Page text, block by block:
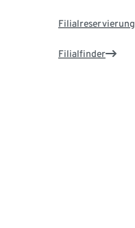
Filialreservierung
Filialfinder